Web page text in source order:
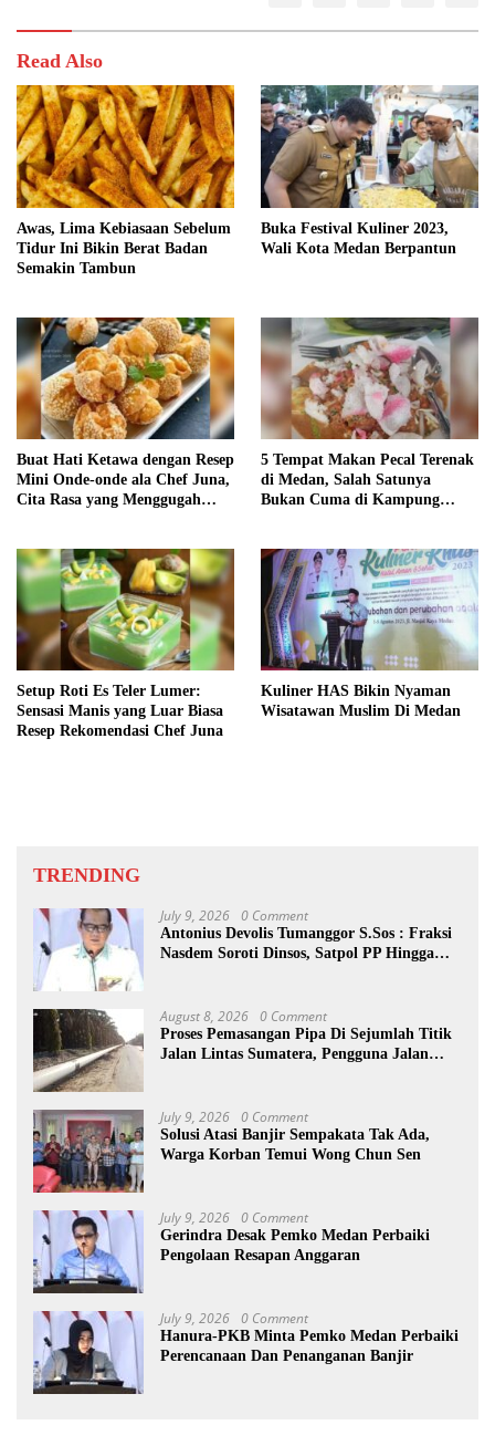
Read Also
Awas, Lima Kebiasaan Sebelum
Tidur Ini Bikin Berat Badan
Semakin Tambun
Buka Festival Kuliner 2023,
Wali Kota Medan Berpantun
Buat Hati Ketawa dengan Resep
Mini Onde-onde ala Chef Juna,
Cita Rasa yang Menggugah
5 Tempat Makan Pecal Terenak
di Medan, Salah Satunya
Bukan Cuma di Kampung
Setup Roti Es Teler Lumer:
Sensasi Manis yang Luar Biasa
Resep Rekomendasi Chef Juna
Kuliner HAS Bikin Nyaman
Wisatawan Muslim Di Medan
TRENDING
July 9, 2026 0 Comment
Antonius Devolis Tumanggor S.Sos : Fraksi
Nasdem Soroti Dinsos, Satpol PP Hingga
August 8, 2026 0 Comment
Proses Pemasangan Pipa Di Sejumlah Titik
Jalan Lintas Sumatera, Pengguna Jalan
July 9, 2026 0 Comment
Solusi Atasi Banjir Sempakata Tak Ada,
Warga Korban Temui Wong Chun Sen
July 9, 2026 0 Comment
Gerindra Desak Pemko Medan Perbaiki
Pengolaan Resapan Anggaran
July 9, 2026 0 Comment
Hanura-PKB Minta Pemko Medan Perbaiki
Perencanaan Dan Penanganan Banjir